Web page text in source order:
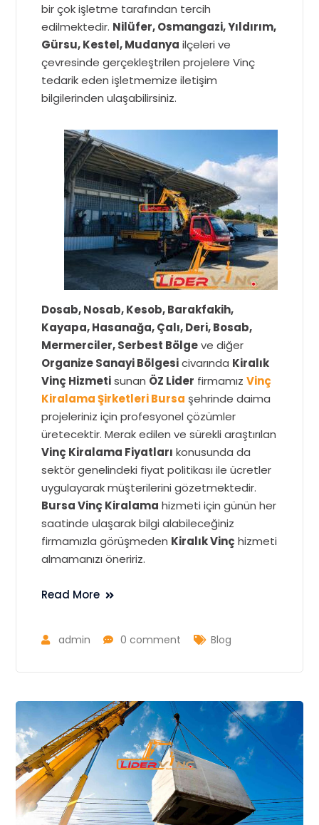
bir çok işletme tarafından tercih
edilmektedir. Nilüfer, Osmangazi, Yıldırım,
Gürsu, Kestel, Mudanya ilçeleri ve
çevresinde gerçekleştrilen projelere Vinç
tedarik eden işletmemize iletişim
bilgilerinden ulaşabilirsiniz.
Dosab, Nosab, Kesob, Barakfakih,
Kayapa, Hasanağa, Çalı, Deri, Bosab,
Mermerciler, Serbest Bölgeve diğer
Organize Sanayi Bölgesicivarında Kiralık
Vinç Hizmetisunan ÖZ Lider firmamızVinç
Kiralama Şirketleri Bursa şehrinde daima
projeleriniz için profesyonel çözümler
üretecektir. Merak edilen ve sürekli araştırılan
Vinç Kiralama Fiyatları konusunda da
sektör genelindeki fiyat politikası ile ücretler
uygulayarak müşterilerini gözetmektedir.
Bursa Vinç Kiralama hizmeti için günün her
saatinde ulaşarak bilgi alabileceğiniz
firmamızla görüşmeden Kiralık Vinçhizmeti
almamanızı öneririz.
Read More
admin 0 comment Blog